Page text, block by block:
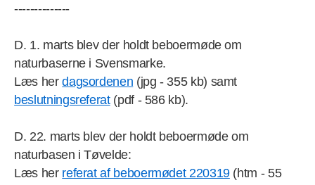
--------------
D. 1. marts blev der holdt beboermøde om
naturbaserne i Svensmarke.
Læs herdagsordenen (jpg - 355 kb) samt
beslutningsreferat(pdf - 586 kb).
D. 22. marts blev der holdt beboermøde om
naturbasen i Tøvelde:
Læs her referat af beboermødet 220319(htm - 55